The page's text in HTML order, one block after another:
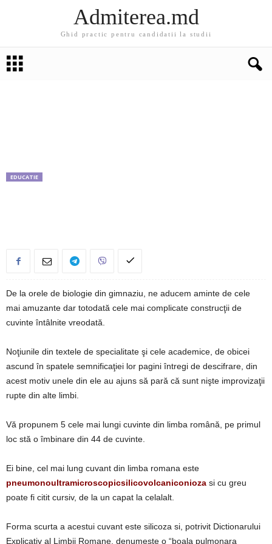
Admiterea.md
Ghid practic pentru candidatii la studii
EDUCATIE
De la orele de biologie din gimnaziu, ne aducem aminte de cele
mai amuzante dar totodată cele mai complicate construcţii de
cuvinte întâlnite vreodată.
Noţiunile din textele de specialitate şi cele academice, de obicei
ascund în spatele semnificaţiei lor pagini întregi de descifrare, din
acest motiv unele din ele au ajuns să pară că sunt nişte improvizaţii
rupte din alte limbi.
Vă propunem 5 cele mai lungi cuvinte din limba română, pe primul
loc stă o îmbinare din 44 de cuvinte.
Ei bine, cel mai lung cuvant din limba romana este
pneumonoultramicroscopicsilicovolcaniconioza si cu greu
poate fi citit cursiv, de la un capat la celalalt.
Forma scurta a acestui cuvant este silicoza si, potrivit Dictionarului
Explicativ al Limbii Romane, denumeste o “boala pulmonara